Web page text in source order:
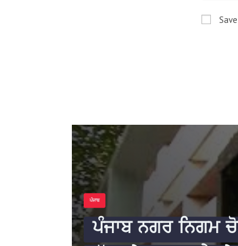
ਪੰਜਾਬ
ਪੰਜਾਬ ਨਗਰ ਨਿਗਮ